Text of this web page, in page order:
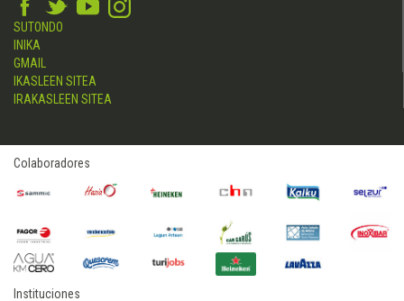
SUTONDO
INIKA
GMAIL
IKASLEEN SITEA
IRAKASLEEN SITEA
Colaboradores
Instituciones